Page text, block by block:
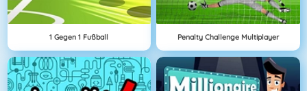
1 Gegen 1 Fußball Penalty Challenge Multiplayer